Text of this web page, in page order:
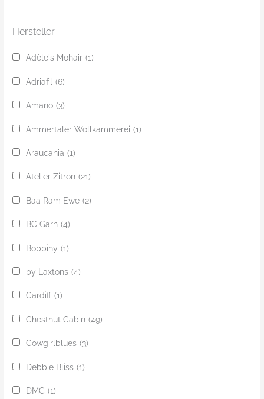
Hersteller
Adèle's Mohair (1)
Adriafil (6)
Amano (3)
Ammertaler Wollkämmerei (1)
Araucania (1)
Atelier Zitron (21)
Baa Ram Ewe (2)
BC Garn (4)
Bobbiny (1)
by Laxtons (4)
Cardiff (1)
Chestnut Cabin (49)
Cowgirlblues (3)
Debbie Bliss (1)
DMC (1)